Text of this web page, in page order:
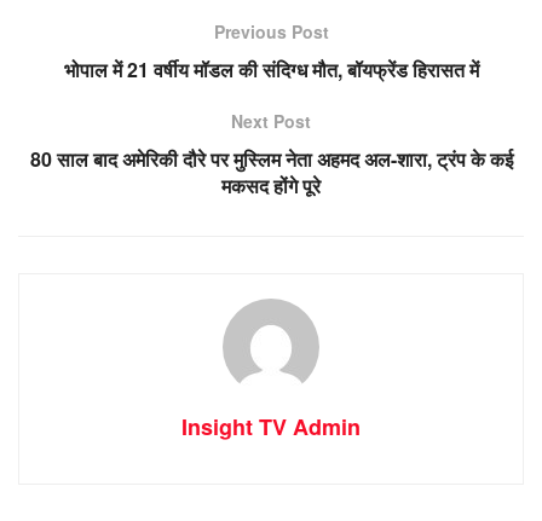
Previous Post
भोपाल में 21 वर्षीय मॉडल की संदिग्ध मौत, बॉयफ्रेंड हिरासत में
Next Post
80 साल बाद अमेरिकी दौरे पर मुस्लिम नेता अहमद अल-शारा, ट्रंप के कई
मकसद होंगे पूरे
Insight TV Admin